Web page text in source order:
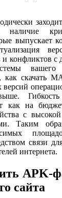
наличие
выпускает
конфликтов с
вашего
скачать
версий
Гибкость
как на
с
Таким
связи
интернета.
APK-
сайта